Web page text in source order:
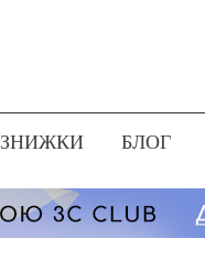
ЗНИЖКИ БЛОГ